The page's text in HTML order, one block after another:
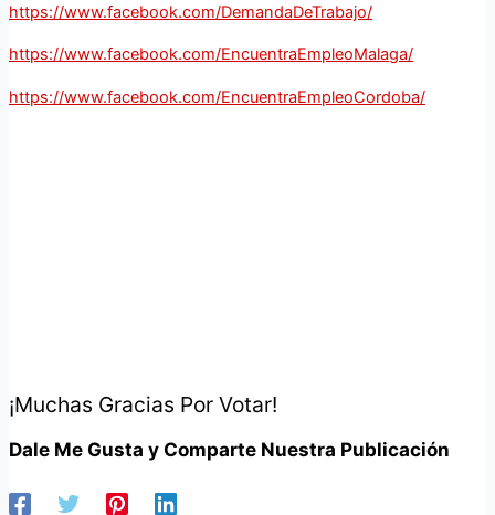
https://www.facebook.com/DemandaDeTrabajo/
https://www.facebook.com/EncuentraEmpleoMalaga/
https://www.facebook.com/EncuentraEmpleoCordoba/
¡Muchas Gracias Por Votar!
Dale Me Gusta y Comparte Nuestra Publicación